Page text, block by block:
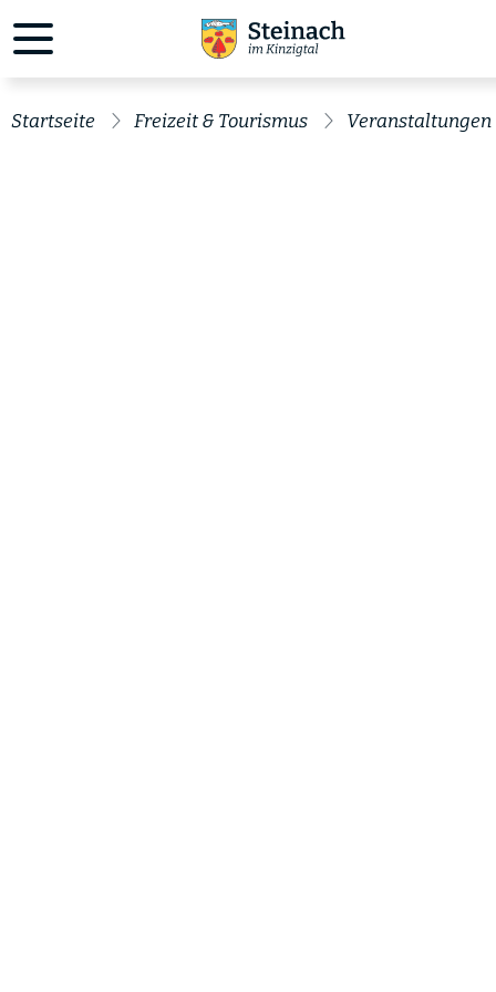
Startseite Freizeit & Tourismus Veranstaltungen